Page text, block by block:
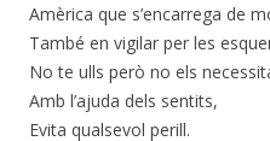
Amèrica que s’encarrega de
També en vigilar per les
No te ulls però no els
Amb l’ajuda dels sentits,
Evita qualsevol perill.